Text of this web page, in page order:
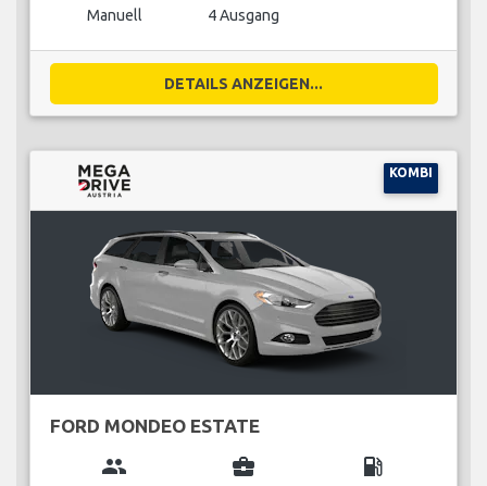
Manuell 4 Ausgang
DETAILS ANZEIGEN...
KOMBI
FORD MONDEO ESTATE
group business_center local_gas_station